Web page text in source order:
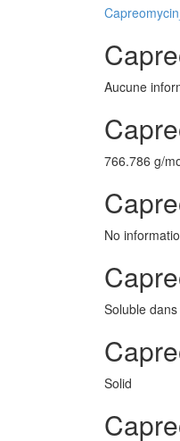
Aucune
766.786 g/
No
Soluble
Solid